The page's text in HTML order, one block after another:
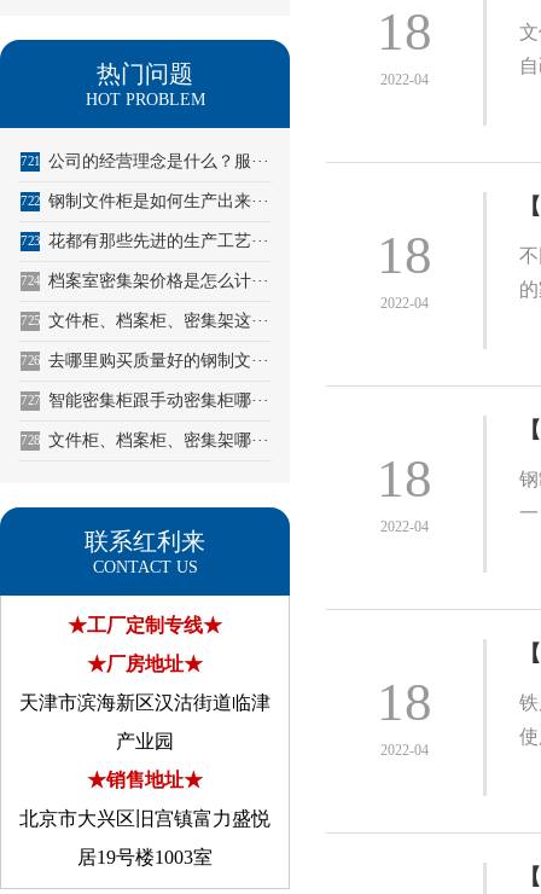
热门问题
HOT PROBLEM
721 公司的经营理念是什么？服···
722 钢制文件柜是如何生产出来···
723 花都有那些先进的生产工艺···
724 档案室密集架价格是怎么计···
725 文件柜、档案柜、密集架这···
726 去哪里购买质量好的钢制文···
727 智能密集柜跟手动密集柜哪···
728 文件柜、档案柜、密集架哪···
联系红利来
CONTACT US
★工厂定制专线★
★厂房地址★
天津市滨海新区汉沽街道临津
产业园
★销售地址★
北京市大兴区旧宫镇富力盛悦
居19号楼1003室
18
2022-04
18
2022-04
18
2022-04
18
2022-04